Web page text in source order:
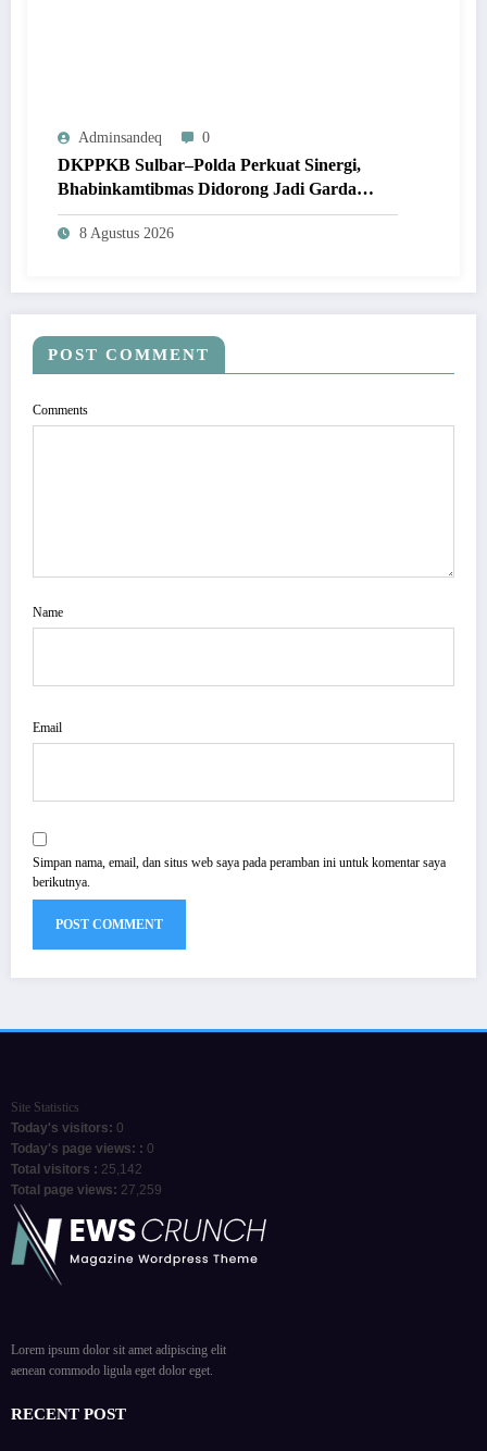
Adminsandeq 0
DKPPKB Sulbar–Polda Perkuat Sinergi,
Bhabinkamtibmas Didorong Jadi Garda
Terdepan Eliminasi TBC
8 Agustus 2026
POST COMMENT
Comments
Name
Email
Simpan nama, email, dan situs web saya pada peramban ini untuk komentar saya
berikutnya.
Site Statistics
Today's visitors: 0
Today's page views: : 0
Total visitors : 25,142
Total page views: 27,259
Lorem ipsum dolor sit amet adipiscing elit
aenean commodo ligula eget dolor eget.
RECENT POST